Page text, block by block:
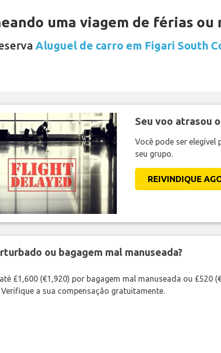
uma viagem de férias ou
Aluguel de carro em Figari South
Seu voo atrasou
Você pode ser elegível
seu grupo.
REIVINDIQUE
ou bagagem mal manuseada?
£1,600 (€1,920) por bagagem mal manuseada ou
Verifique a sua compensação gratuitamente.